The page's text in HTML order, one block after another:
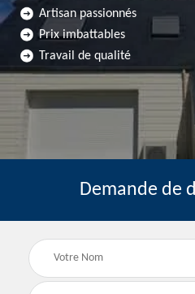
Artisan passionnés
Prix imbattables
Travail de qualité
Demande de